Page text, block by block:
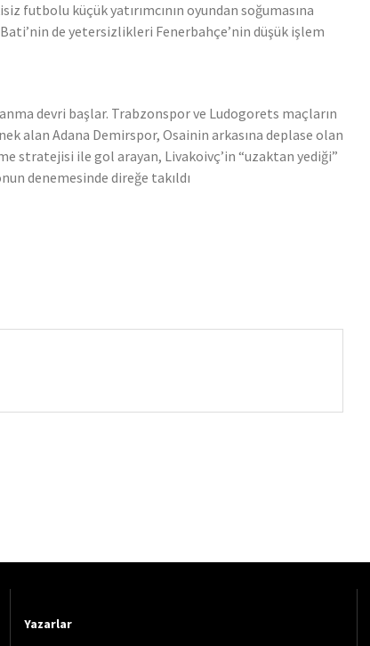
futbolu küçük yatırımcının oyundan soğumasına
de yetersizlikleri Fenerbahçe’nin düşük işlem
devri başlar. Trabzonspor ve Ludogorets maçların
alan Adana Demirspor, Osainin arkasına deplase olan
stratejisi ile gol arayan, Livakoivç’in “uzaktan yediği”
denemesinde direğe takıldı
Yazarlar